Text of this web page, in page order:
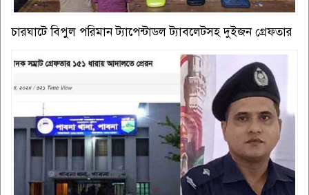
চারঘাটে বিপুল পরিমান ট্যাপেন্টাডল ট্যাবলেটসহ দুইজন গ্রেফতার